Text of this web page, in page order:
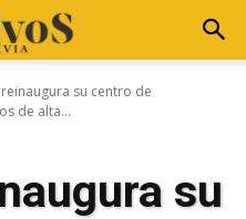
reinaugura su centro de
de alta...
su